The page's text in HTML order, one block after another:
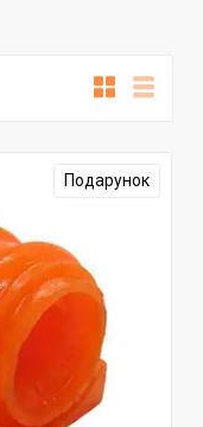
Подарунок